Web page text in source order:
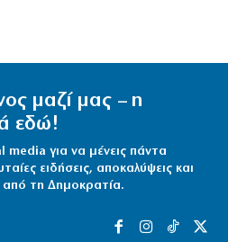
μαζί μας – η
εδώ!
για να μένεις πάντα
ειδήσεις, αποκαλύψεις και
από τη Δημοκρατία.